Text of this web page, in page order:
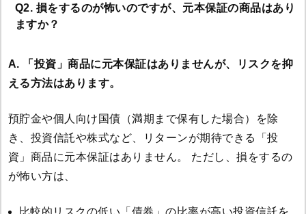
Q2. 損をするのが怖いのですが、元本保証の商品はあり
ますか？
A. 「投資」商品に元本保証はありませんが、リスクを抑
える方法はあります。
預貯金や個人向け国債（満期まで保有した場合）を除
き、投資信託や株式など、リターンが期待できる「投
資」商品に元本保証はありません。 ただし、損をするの
が怖い方は、